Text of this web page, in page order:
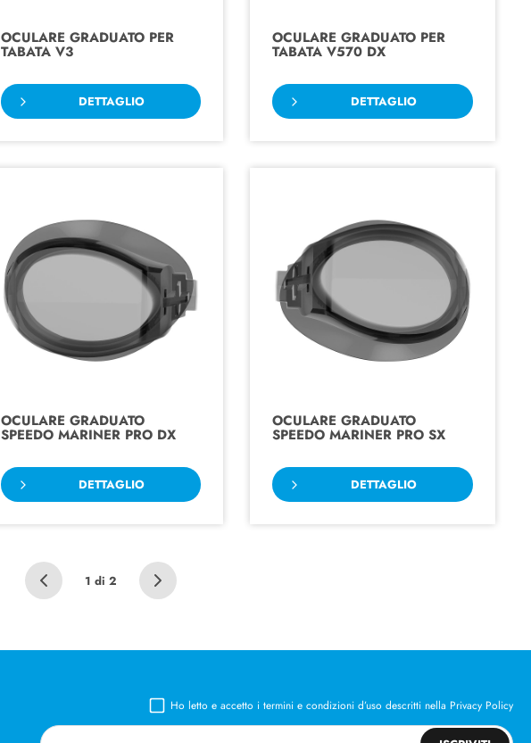
OCULARE GRADUATO PER
TABATA V3
DETTAGLIO
OCULARE GRADUATO PER
TABATA V570 DX
DETTAGLIO
OCULARE GRADUATO
SPEEDO MARINER PRO DX
DETTAGLIO
OCULARE GRADUATO
SPEEDO MARINER PRO SX
DETTAGLIO
1 di 2
Ho letto e accetto i termini e condizioni d’uso descritti nella Privacy Policy